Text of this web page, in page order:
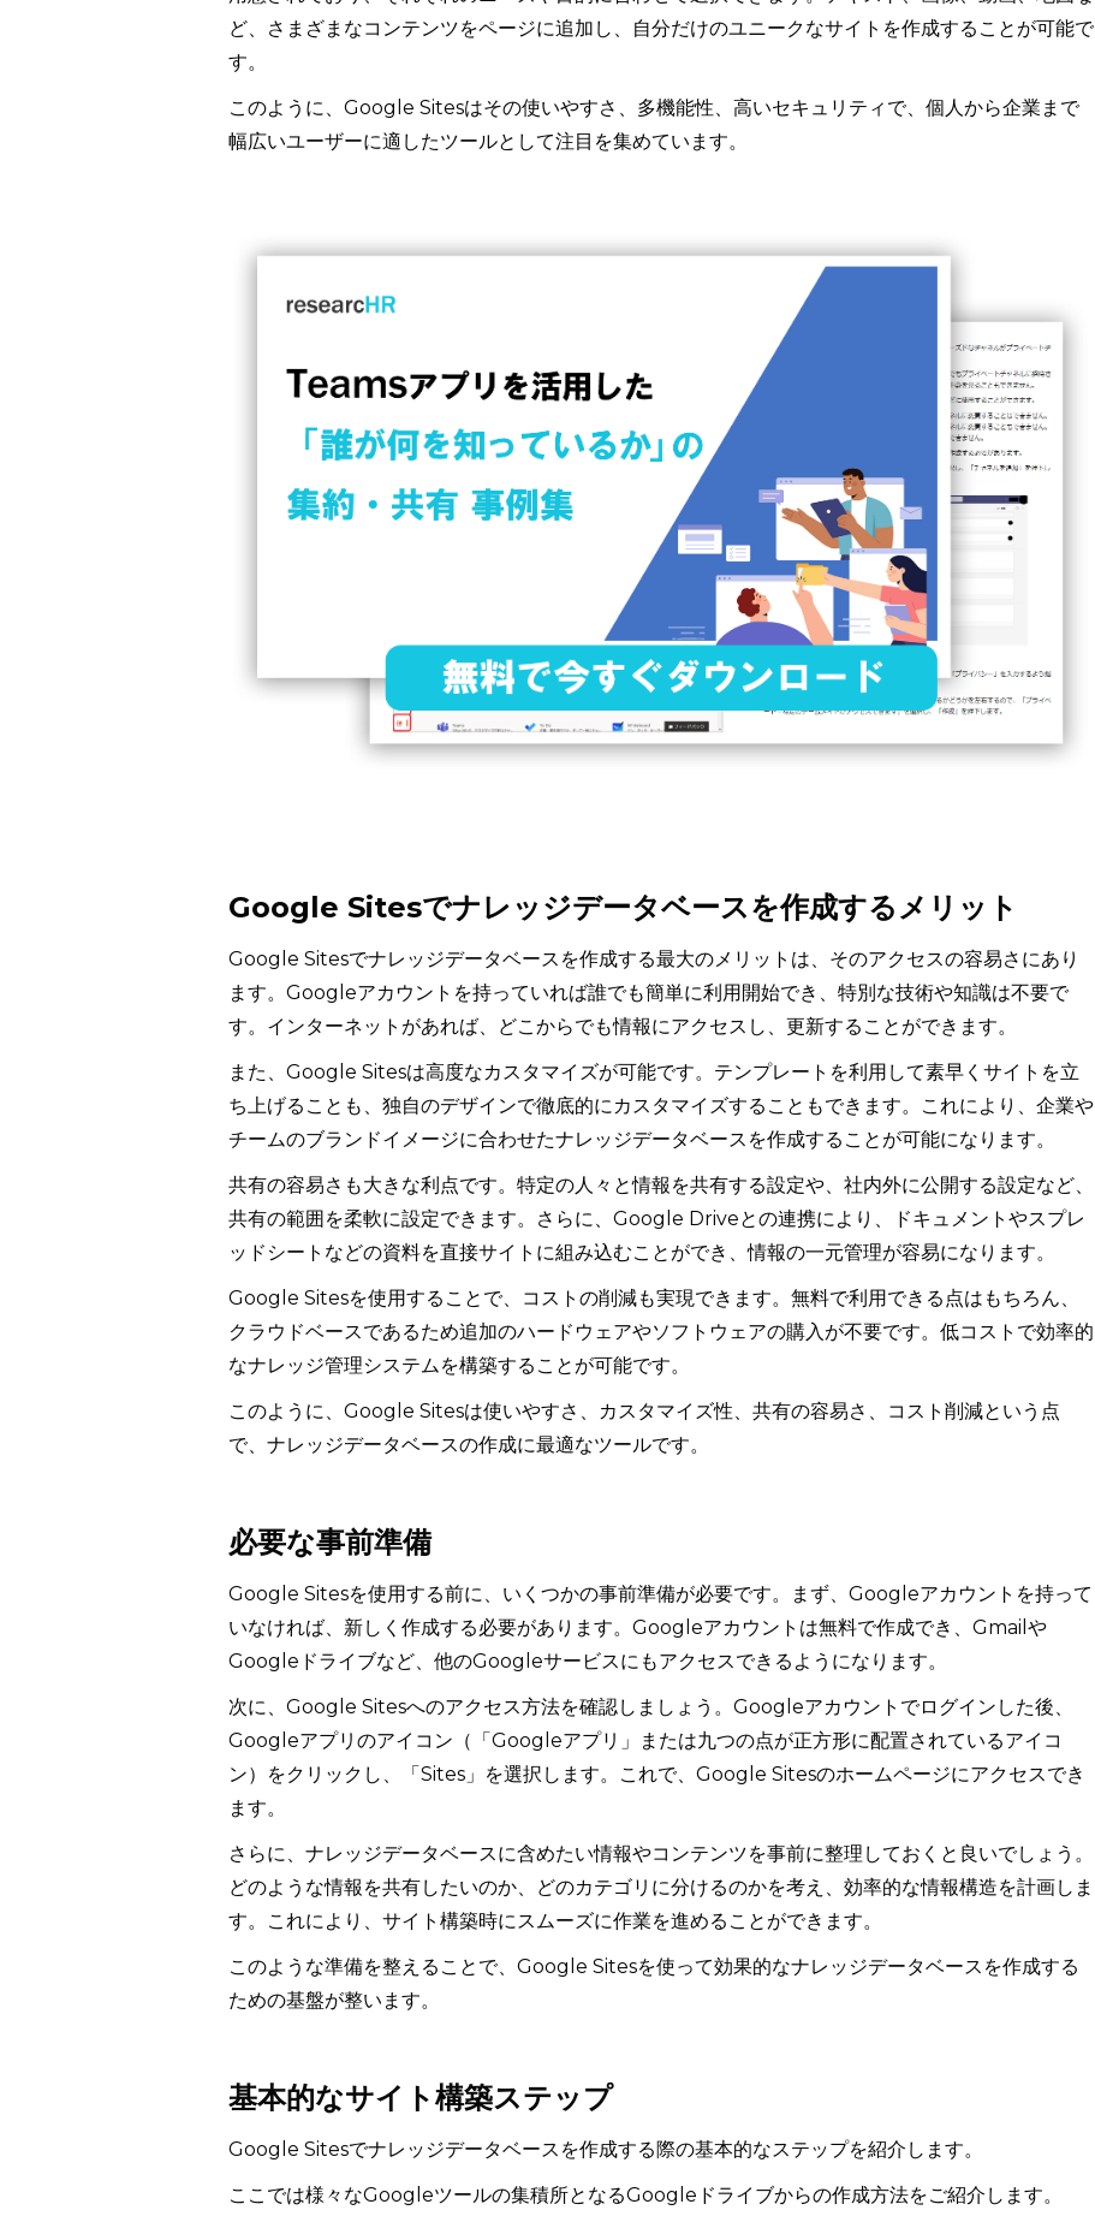
ど、さまざまなコンテンツをページに追加し、自分だけのユニークなサイトを作成することが可能で
す。
このように、Google Sitesはその使いやすさ、多機能性、高いセキュリティで、個人から企業まで
幅広いユーザーに適したツールとして注目を集めています。
Google Sitesでナレッジデータベースを作成するメリット
Google Sitesでナレッジデータベースを作成する最大のメリットは、そのアクセスの容易さにあり
ます。Googleアカウントを持っていれば誰でも簡単に利用開始でき、特別な技術や知識は不要で
す。インターネットがあれば、どこからでも情報にアクセスし、更新することができます。
また、Google Sitesは高度なカスタマイズが可能です。テンプレートを利用して素早くサイトを立
ち上げることも、独自のデザインで徹底的にカスタマイズすることもできます。これにより、企業や
チームのブランドイメージに合わせたナレッジデータベースを作成することが可能になります。
共有の容易さも大きな利点です。特定の人々と情報を共有する設定や、社内外に公開する設定など、
共有の範囲を柔軟に設定できます。さらに、Google Driveとの連携により、ドキュメントやスプレ
ッドシートなどの資料を直接サイトに組み込むことができ、情報の一元管理が容易になります。
Google Sitesを使用することで、コストの削減も実現できます。無料で利用できる点はもちろん、
クラウドベースであるため追加のハードウェアやソフトウェアの購入が不要です。低コストで効率的
なナレッジ管理システムを構築することが可能です。
このように、Google Sitesは使いやすさ、カスタマイズ性、共有の容易さ、コスト削減という点
で、ナレッジデータベースの作成に最適なツールです。
必要な事前準備
Google Sitesを使用する前に、いくつかの事前準備が必要です。まず、Googleアカウントを持って
いなければ、新しく作成する必要があります。Googleアカウントは無料で作成でき、Gmailや
Googleドライブなど、他のGoogleサービスにもアクセスできるようになります。
次に、Google Sitesへのアクセス方法を確認しましょう。Googleアカウントでログインした後、
Googleアプリのアイコン（「Googleアプリ」または九つの点が正方形に配置されているアイコ
ン）をクリックし、「Sites」を選択します。これで、Google Sitesのホームページにアクセスでき
ます。
さらに、ナレッジデータベースに含めたい情報やコンテンツを事前に整理しておくと良いでしょう。
どのような情報を共有したいのか、どのカテゴリに分けるのかを考え、効率的な情報構造を計画しま
す。これにより、サイト構築時にスムーズに作業を進めることができます。
このような準備を整えることで、Google Sitesを使って効果的なナレッジデータベースを作成する
ための基盤が整います。
基本的なサイト構築ステップ
Google Sitesでナレッジデータベースを作成する際の基本的なステップを紹介します。
ここでは様々なGoogleツールの集積所となるGoogleドライブからの作成方法をご紹介します。